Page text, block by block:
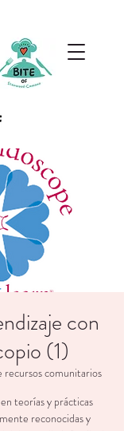
con
(1)
comunitarios
teorías y prácticas
reconocidas y